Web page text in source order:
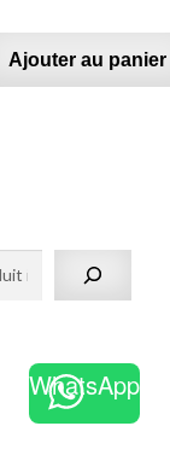
Ajouter au panier
WhatsApp